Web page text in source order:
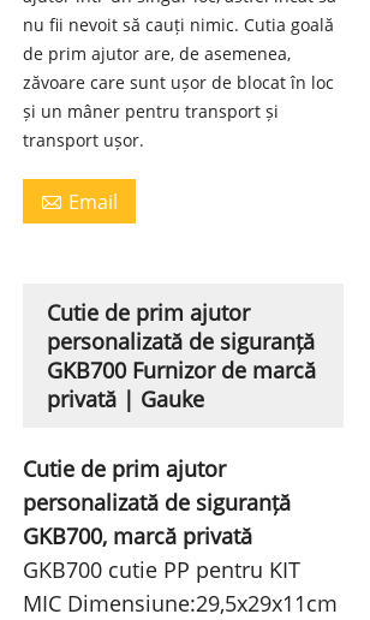
nu fii nevoit să cauți nimic. Cutia goală
de prim ajutor are, de asemenea,
zăvoare care sunt ușor de blocat în loc
și un mâner pentru transport și
transport ușor.
 Email
Cutie de prim ajutor
personalizată de siguranță
GKB700 Furnizor de marcă
privată | Gauke
Cutie de prim ajutor
personalizată de siguranță
GKB700, marcă privată
GKB700 cutie PP pentru KIT
MIC Dimensiune:29,5x29x11cm